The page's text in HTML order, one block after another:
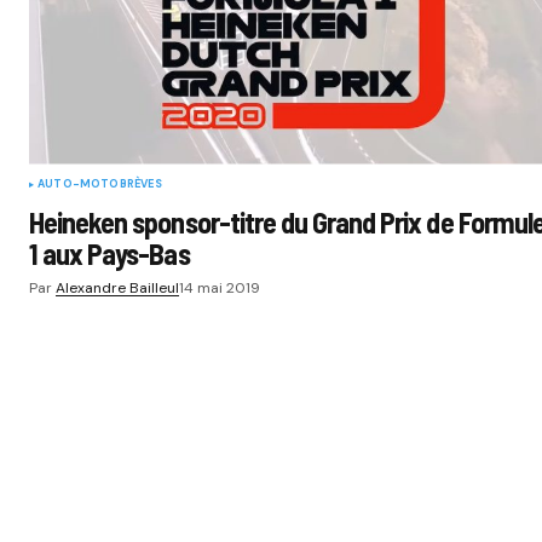
AUTO-MOTOBRÈVES
Heineken sponsor-titre du Grand Prix de
1 aux Pays-Bas
ParAlexandre Bailleul14 mai 2019